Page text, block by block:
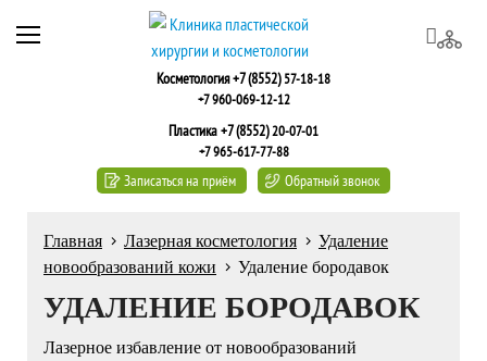
Главная Лазерная косметология
Удаление
новообразований кожи
Удаление бородавок
УДАЛЕНИЕ БОРОДАВОК
Лазерное избавление от новообразований
Косметология +7 (8552)57-18-18
+7 960-069-12-12
Пластика +7 (8552)20-07-01
+7 965-617-77-88
Записаться на приём Обратный звонок